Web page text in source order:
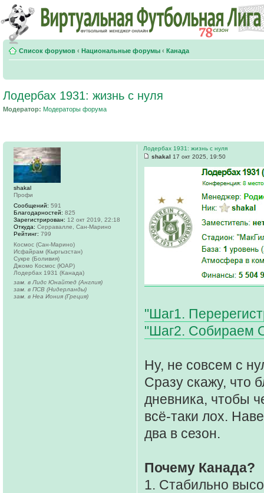
Список форумов ‹ Национальные форумы ‹ Канада
Лодербах 1931: жизнь с нуля
Модератор: Модераторы форума
Лодербах 1931: жизнь с нуля
shakal 17 окт 2025, 19:50
"Шаг1.
"Шаг2. Собираем
Ну, не совсем с
Сразу скажу, что
дневника, чтобы
всё-таки лох.
два в сезон.
Почему Канада?
1. Стабильно
shakal
Профи
Сообщений: 591
Благодарностей: 825
Зарегистрирован: 12 окт 2019, 22:18
Откуда: Серравалле, Сан-Марино
Рейтинг: 799
Космос (Сан-Марино)
Исфайрам (Кыргызстан)
Сукре (Боливия)
Джомо Космос (ЮАР)
Лодербах 1931 (Канада)
зам. в Лидс Юнайтед (Англия)
зам. в ПСВ (Нидерланды)
зам. в Неа Иония (Греция)